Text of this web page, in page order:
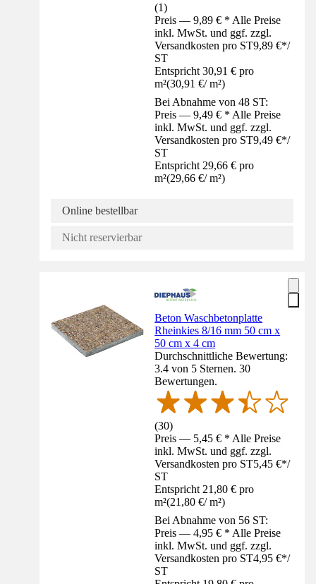
(1)
Preis — 9,89 € * Alle Preise
inkl. MwSt. und ggf. zzgl.
Versandkosten pro ST9,89 €*/
ST
Entspricht 30,91 € pro
m²(30,91 €/ m²)
Bei Abnahme von 48 ST:
Preis — 9,49 € * Alle Preise
inkl. MwSt. und ggf. zzgl.
Versandkosten pro ST9,49 €*/
ST
Entspricht 29,66 € pro
m²(29,66 €/ m²)
Online bestellbar
Nicht reservierbar
Beton Waschbetonplatte
Rheinkies 8/16 mm 50 cm x
50 cm x 4 cm
Durchschnittliche Bewertung:
3.4 von 5 Sternen. 30
Bewertungen.
(30)
Preis — 5,45 € * Alle Preise
inkl. MwSt. und ggf. zzgl.
Versandkosten pro ST5,45 €*/
ST
Entspricht 21,80 € pro
m²(21,80 €/ m²)
Bei Abnahme von 56 ST:
Preis — 4,95 € * Alle Preise
inkl. MwSt. und ggf. zzgl.
Versandkosten pro ST4,95 €*/
ST